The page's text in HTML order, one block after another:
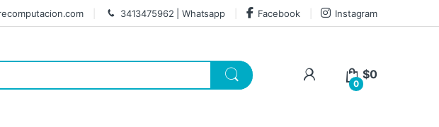
3413475962 | Whatsapp Facebook Instagram
0
$0